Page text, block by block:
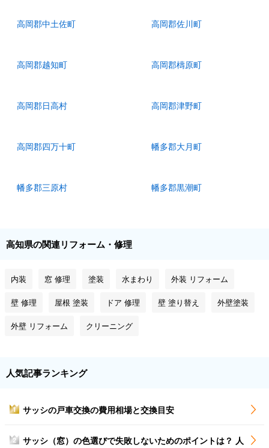
高岡郡中土佐町 高岡郡佐川町
高岡郡越知町 高岡郡檮原町
高岡郡日高村 高岡郡津野町
高岡郡四万十町 幡多郡大月町
幡多郡三原村 幡多郡黒潮町
高知県の関連リフォーム・修理
内装 窓 修理 塗装 水まわり 外装 リフォーム
壁 修理 屋根 塗装 ドア 修理 壁 塗り替え 外壁塗装
外壁 リフォーム クリーニング
人気記事ランキング
1 サッシの戸車交換の費用相場と交換目安
2
サッシ（窓）の色選びで失敗しないためのポイントは？ 人